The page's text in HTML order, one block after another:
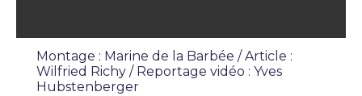
Montage : Marine de la Barbée / Article :
Wilfried Richy / Reportage vidéo : Yves
Hubstenberger